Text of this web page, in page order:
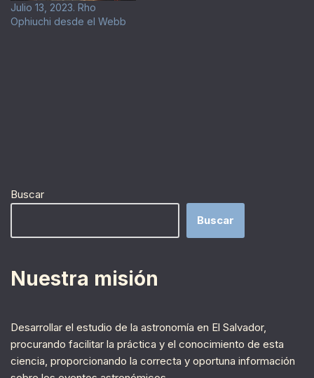
Julio 13, 2023. Rho
Ophiuchi desde el Webb
Buscar
Buscar
Nuestra misión
Desarrollar el estudio de la astronomía en El Salvador,
procurando facilitar la práctica y el conocimiento de esta
ciencia, proporcionando la correcta y oportuna información